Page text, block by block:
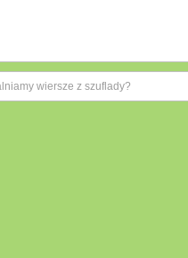
wiersze z szuflady?